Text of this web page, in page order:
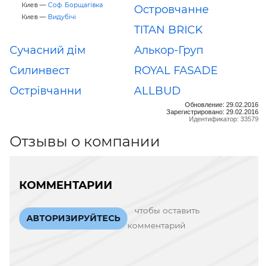
Киев — Соф. Борщагівка
Киев — Видубічі
Островчанне
TITAN BRICK
Сучасний дім
Алькор-Груп
Силинвест
ROYAL FASADE
Острівчанни
ALLBUD
Обновление: 29.02.2016
Зарегистрировано: 29.02.2016
Идентификатор: 33579
Отзывы о компании
КОММЕНТАРИИ
АВТОРИЗИРУЙТЕСЬ
чтобы оставить
комментарий